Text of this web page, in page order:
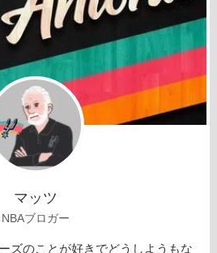
マッツ
NBAブロガー
ズのことが好きでどうしようもな